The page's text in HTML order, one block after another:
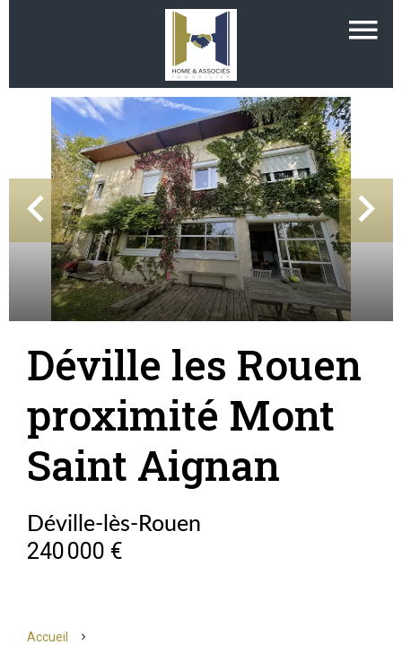
Déville les Rouen
proximité Mont
Saint Aignan
Déville-lès-Rouen
240 000 €
Accueil